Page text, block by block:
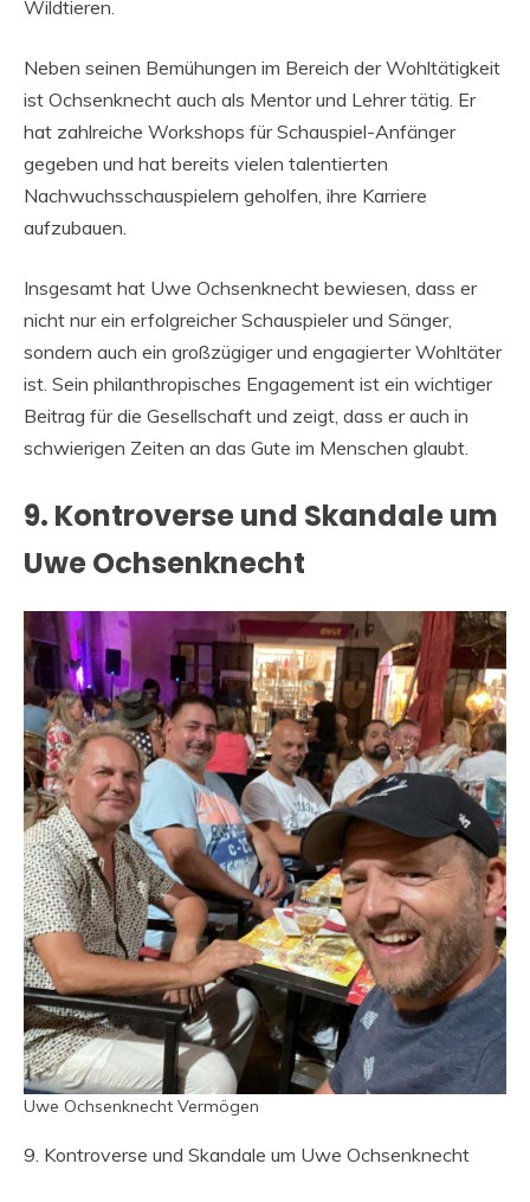
Wildtieren.
Neben seinen Bemühungen im Bereich der Wohltätigkeit
ist Ochsenknecht auch als Mentor und Lehrer tätig. Er
hat zahlreiche Workshops für Schauspiel-Anfänger
gegeben und hat bereits vielen talentierten
Nachwuchsschauspielern geholfen, ihre Karriere
aufzubauen.
Insgesamt hat Uwe Ochsenknecht bewiesen, dass er
nicht nur ein erfolgreicher Schauspieler und Sänger,
sondern auch ein großzügiger und engagierter Wohltäter
ist. Sein philanthropisches Engagement ist ein wichtiger
Beitrag für die Gesellschaft und zeigt, dass er auch in
schwierigen Zeiten an das Gute im Menschen glaubt.
9. Kontroverse und Skandale um
Uwe Ochsenknecht
Uwe Ochsenknecht Vermögen
9. Kontroverse und Skandale um Uwe Ochsenknecht